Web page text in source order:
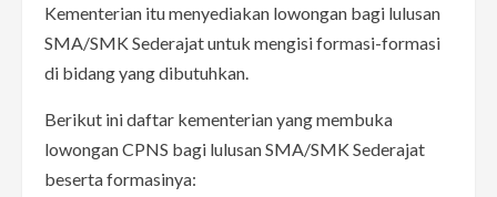
Kementerian itu menyediakan lowongan bagi lulusan
SMA/SMK Sederajat untuk mengisi formasi-formasi
di bidang yang dibutuhkan.
Berikut ini daftar kementerian yang membuka
lowongan CPNS bagi lulusan SMA/SMK Sederajat
beserta formasinya: